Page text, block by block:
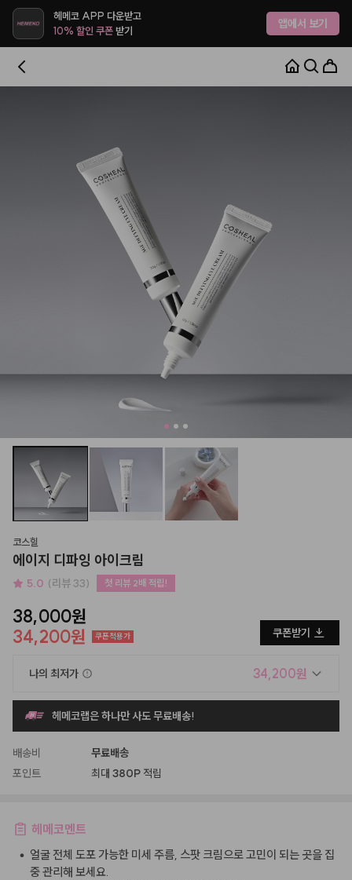
헤메코 APP 다운받고
10% 할인 쿠폰받기 앱에서 보기
코스힐
에이지 디파잉 아이크림
5.0 (리뷰 33) 첫 리뷰 2배 적립!
38,000원
34,200원
쿠폰적용가 쿠폰받기
나의 최저가 34,200원
헤메코랩은 하나만 사도 무료배송!
배송비
무료배송
포인트
최대 380P 적립
헤메코멘트
• 얼굴 전체 도포 가능한 미세 주름, 스팟 크림으로 고민이 되는 곳을 집
중 관리해 보세요.